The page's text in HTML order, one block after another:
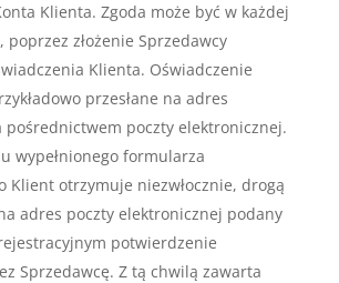
Klienta. Zgoda może być w każdej
złożenie Sprzedawcy
Klienta. Oświadczenie
przesłane na adres
pośrednictwem poczty elektronicznej.
wypełnionego formularza
Klient otrzymuje niezwłocznie, drogą
adres poczty elektronicznej podany
potwierdzenie
Sprzedawcę. Z tą chwilą zawarta